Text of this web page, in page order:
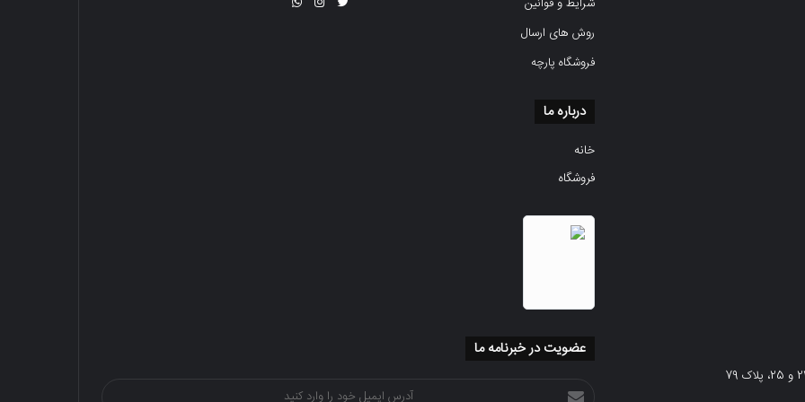
روش های ارسال
فروشگاه پارچه
درباره ما
خانه
فروشگاه
عضویت در خبرنامه ما
آدرس